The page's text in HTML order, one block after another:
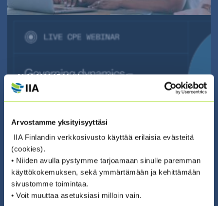
Arvostamme yksityisyyttäsi
IIA Finlandin verkkosivusto käyttää erilaisia evästeitä
(cookies).
• Niiden avulla pystymme tarjoamaan sinulle paremman
käyttökokemuksen, sekä ymmärtämään ja kehittämään
sivustomme toimintaa.
• Voit muuttaa asetuksiasi milloin vain.
01.09.2026 17:00 / Webinaari (eng)
GOVERNING DYNAMICS: AI
GOVERNANCE FOR MODERN RISK
LEADERS
ILMOITTAUDU ›